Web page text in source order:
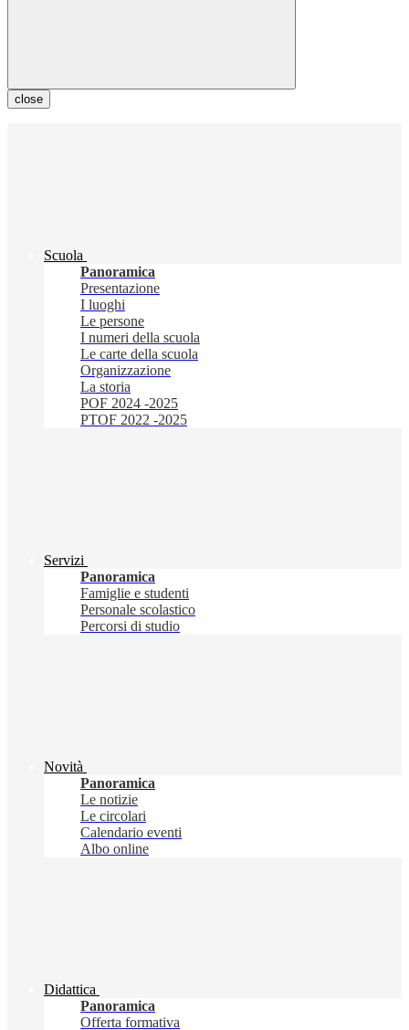
close
Scuola
Panoramica
Presentazione
I luoghi
Le persone
I numeri della scuola
Le carte della scuola
Organizzazione
La storia
POF 2024 -2025
PTOF 2022 -2025
Servizi
Panoramica
Famiglie e studenti
Personale scolastico
Percorsi di studio
Novità
Panoramica
Le notizie
Le circolari
Calendario eventi
Albo online
Didattica
Panoramica
Offerta formativa